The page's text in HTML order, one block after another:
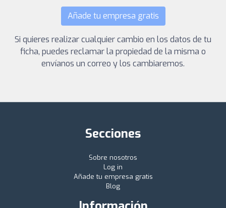
Añade tu empresa gratis
Si quieres realizar cualquier cambio en los datos de tu
ficha, puedes reclamar la propiedad de la misma o
envíanos un correo y los cambiaremos.
Secciones
Sobre nosotros
Log in
Añade tu empresa gratis
Blog